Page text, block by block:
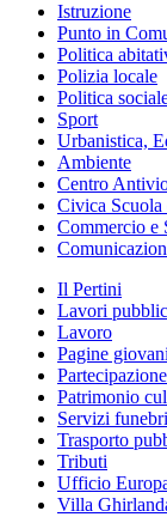
Istruzione
Punto in
Politica
Polizia locale
Politica
Sport
Urbanistica,
Ambiente
Centro
Civica Scuola
Commercio e
Il Pertini
Lavori
Lavoro
Pagine
Patrimonio
Servizi funebri
Trasporto
Tributi
Ufficio
Villa